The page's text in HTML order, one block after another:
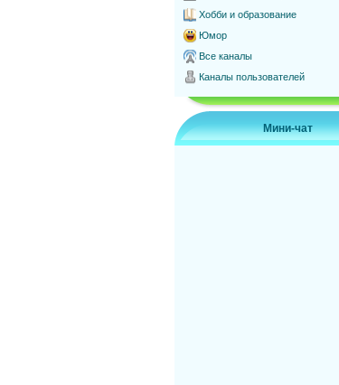
Хобби и образование
Юмор
Все каналы
Каналы пользователей
Мини-чат